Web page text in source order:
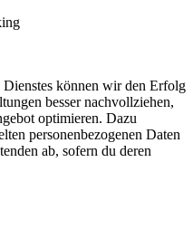
können wir den Erfolg
besser nachvollziehen,
optimieren. Dazu
personenbezogenen Daten
ab, sofern du deren